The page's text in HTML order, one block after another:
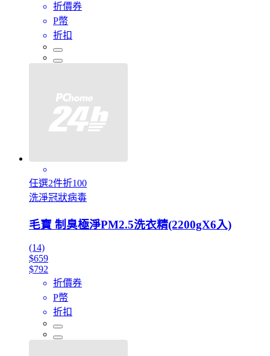
折價券
P幣
折扣
任選2件折100
洗淨冠狀病毒
毛寶 制臭極淨PM2.5洗衣精(2200gX6入)
(14)
$659
$792
折價券
P幣
折扣